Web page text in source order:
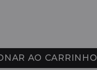
AO CARRINHO